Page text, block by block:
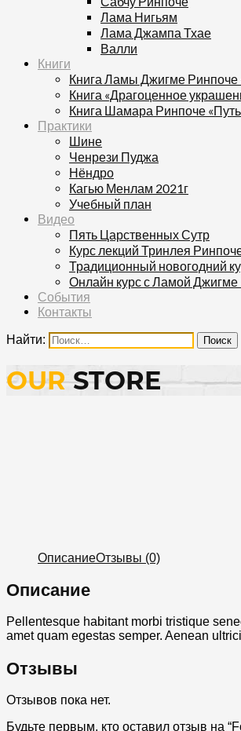
Лама Нигьям
Лама Джампа Тхае
Валли
Книги
Книга Ламы Джигме Ринпоче
Книга «Драгоценное
Книга Шамара Ринпоче
Практики
Шине
Ченрези Пуджа
Нёндро
Кагью Менлам 2021г
Учебный план
Видео
Пять Царственных Сутр
Курс лекций Тринлея
Традиционный новогодний
Онлайн курс с Ламой
События
Контакты
Найти:
OURSTORE
ОписаниеОтзывы (0)
Описание
Pellentesque habitant morbi tristique
amet quam egestas semper. Aenean
Отзывы
Отзывов пока нет.
Будьте первым, кто оставил отзыв на